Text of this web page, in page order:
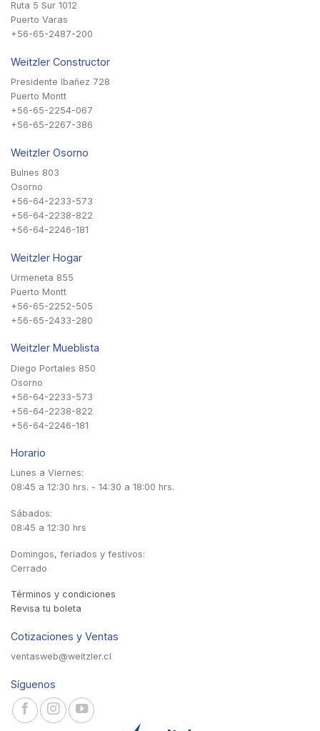
Ruta 5 Sur 1012
Puerto Varas
+56-65-2487-200
Weitzler Constructor
Presidente Ibañez 728
Puerto Montt
+56-65-2254-067
+56-65-2267-386
Weitzler Osorno
Bulnes 803
Osorno
+56-64-2233-573
+56-64-2238-822
+56-64-2246-181
Weitzler Hogar
Urmeneta 855
Puerto Montt
+56-65-2252-505
+56-65-2433-280
Weitzler Mueblista
Diego Portales 850
Osorno
+56-64-2233-573
+56-64-2238-822
+56-64-2246-181
Horario
Lunes a Viernes:
08:45 a 12:30 hrs. - 14:30 a 18:00 hrs.
Sábados:
08:45 a 12:30 hrs
Domingos, feriados y festivos:
Cerrado
Términos y condiciones
Revisa tu boleta
Cotizaciones y Ventas
ventasweb@weitzler.cl
Síguenos